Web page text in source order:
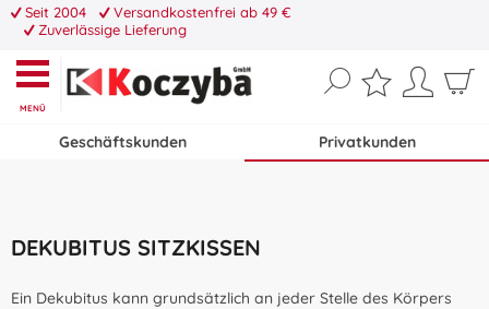
Seit 2004
Versandkostenfrei ab 49 €
Zuverlässige Lieferung
MENÜ
Geschäftskunden Privatkunden
DEKUBITUS SITZKISSEN
Ein Dekubitus kann grundsätzlich an jeder Stelle des Körpers